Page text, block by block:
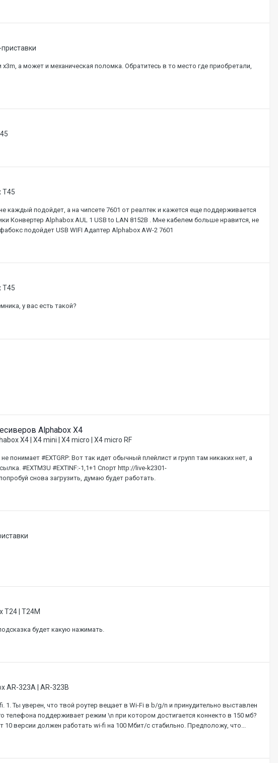
а может и механическая поломка. Обратитесь в то место где приобретали,
T45
каждый подойдет, а на чипсете 7601 от реалтек и кажется еще поддерживается
Конвертер Alphabox AUL 1 USB to LAN 8152B . Мне кабелем больше нравится, не
подойдет USB WIFI Адаптер Alphabox AW-2 7601
T45
у вас есть такой?
Alphabox X4
X4 | X4 mini | X4 micro | X4 micro RF
#EXTGRP: Вот так идет обычный плейлист и групп там никаких нет, а
#EXTM3U #EXTINF:-1,1+1 Спорт http://live-k2301-
снова загрузить, думаю будет работать.
T24 | T24M
будет какую нажимать.
AR-323A | AR-323B
1. Ты уверен, что твой роутер вещает в Wi-Fi в b/g/n и принудительно выставлен
поддерживает режим \n при котором достигается коннекто в 150 мб?
10 версии должен работать wi-fi на 100 Мбит/с стабильно. Предположу, что...